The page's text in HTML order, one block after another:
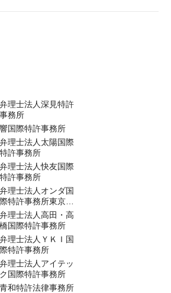
弁理士法人深見特許
事務所
響国際特許事務所
弁理士法人太陽国際
特許事務所
弁理士法人快友国際
特許事務所
弁理士法人オンダ国
際特許事務所東京…
弁理士法人高田・高
橋国際特許事務所
弁理士法人ＹＫＩ国
際特許事務所
弁理士法人アイテッ
ク国際特許事務所
青和特許法律事務所